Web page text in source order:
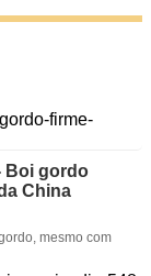
Boi gordo
China
mesmo com